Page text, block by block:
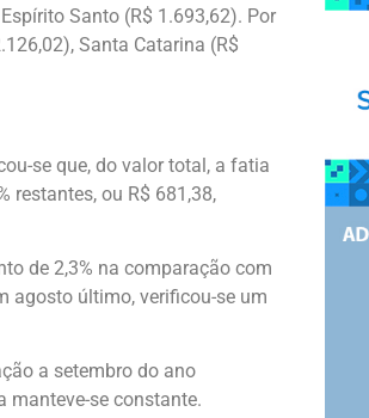
Santo (R$ 1.693,62). Por
Santa Catarina (R$
se que, do valor total, a fatia
restantes, ou R$ 681,38,
de 2,3% na comparação com
agosto último, verificou-se um
a setembro do ano
manteve-se constante.